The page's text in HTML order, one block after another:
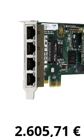
2.605,71